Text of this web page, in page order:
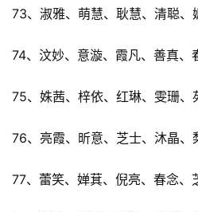
73、淑雅、萌慧、耿慧、清聪、
74、汶妙、意漩、霞凡、善真、
75、姝茜、梓依、红琳、雯珊、
76、亮霞、昕意、芝士、沐晶、
77、蕾笑、婵萁、倪亮、春念、